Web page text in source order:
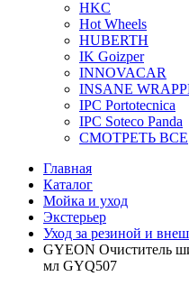
HKC
Hot Wheels
HUBERTH
IK Goizper
INNOVACAR
INSANE
IPC Portotecnica
IPC Soteco Panda
СМОТРЕТЬ ВСЕ
Главная
Каталог
Мойка и уход
Экстерьер
Уход за резиной и
GYEON Очиститель
мл GYQ507